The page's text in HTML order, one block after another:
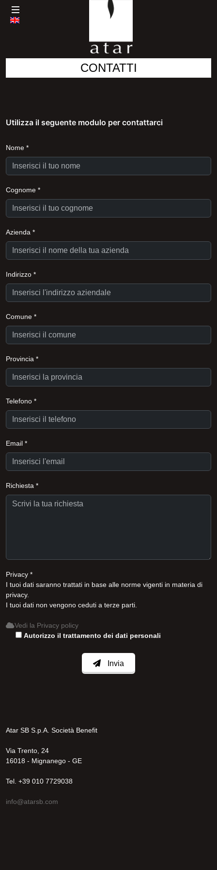
CONTATTI
Utilizza il seguente modulo per contattarci
Nome *
Cognome *
Azienda *
Indirizzo *
Comune *
Provincia *
Telefono *
Email *
Richiesta *
Privacy *
I tuoi dati saranno trattati in base alle norme vigenti in materia di
privacy.
I tuoi dati non vengono ceduti a terze parti.
Vedi la Privacy policy
Autorizzo il trattamento dei dati personali
Invia
Atar SB S.p.A. Società Benefit
Via Trento, 24
16018 - Mignanego - GE
Tel. +39 010 7729038
info@atarsb.com